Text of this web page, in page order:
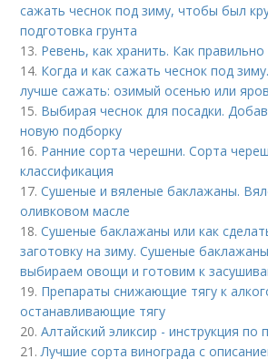
сажать чеснок под зиму, чтобы был
подготовка грунта
13. Ревень, как хранить. Как
14. Когда и как сажать чеснок под
лучше сажать: озимый осенью или
15. Выбирая чеснок для посадки.
новую подборку
16. Ранние сорта черешни. Сорта
классификация
17.Сушеные и вяленые баклажаны.
оливковом масле
18.Сушеные баклажаны или как
заготовку на зиму. Сушеные
выбираем овощи и готовим к
19. Препараты снижающие тягу к
останавливающие тягу
20.Алтайский эликсир - инструкция по
21.Лучшие сорта винограда с